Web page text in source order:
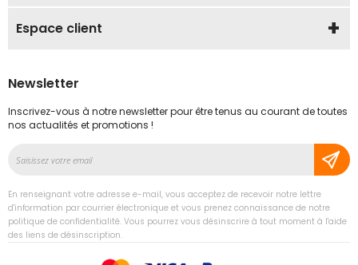
Espace client
Newsletter
Inscrivez-vous à notre newsletter pour être tenus au courant de toutes
nos actualités et promotions !
notre
lettre
d’information
:
En renseignant votre adresse e-mail, vous acceptez de recevoir notre lettre
d'information par courrier électronique et vous prenez connaissance de notre
politique de confidentialité. Vous pourrez vous désinscrire à tout moment à l'aide
des liens de désinscription.